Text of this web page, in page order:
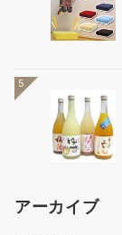
5
アーカイブ